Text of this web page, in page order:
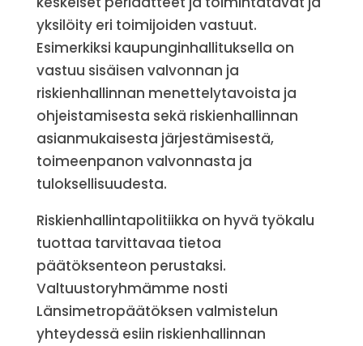
yksilöity eri toimijoiden vastuut.
Esimerkiksi kaupunginhallituksella on
vastuu sisäisen valvonnan ja
riskienhallinnan menettelytavoista ja
ohjeistamisesta sekä riskienhallinnan
asianmukaisesta järjestämisestä,
toimeenpanon valvonnasta ja
tuloksellisuudesta.
Riskienhallintapolitiikka on hyvä työkalu
tuottaa tarvittavaa tietoa
päätöksenteon perustaksi.
Valtuustoryhmämme nosti
Länsimetropäätöksen valmistelun
yhteydessä esiin riskienhallinnan